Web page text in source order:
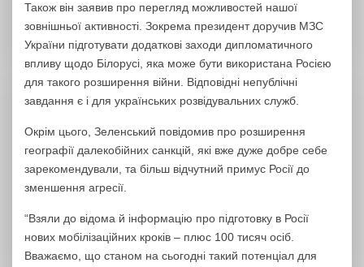
Також він заявив про перегляд можливостей нашої
зовнішньої активності. Зокрема президент доручив МЗС
України підготувати додаткові заходи дипломатичного
впливу щодо Білорусі, яка може бути використана Росією
для такого розширення війни. Відповідні непублічні
завдання є і для українських розвідувальних служб.
Окрім цього, Зеленський повідомив про розширення
географії далекобійних санкцій, які вже дуже добре себе
зарекомендували, та більш відчутний примус Росії до
зменшення агресії.
“Взяли до відома й інформацію про підготовку в Росії
нових мобілізаційних кроків – плюс 100 тисяч осіб.
Вважаємо, що станом на сьогодні такий потенціал для